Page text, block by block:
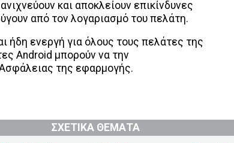
και αποκλείουν επικίνδυνες
από τον λογαριασμό του πελάτη.
ήδη ενεργή για όλους τους πελάτες της
Android μπορούν να την
της εφαρμογής.
ΣΧΕΤΙΚΑ ΘΕΜΑΤΑ